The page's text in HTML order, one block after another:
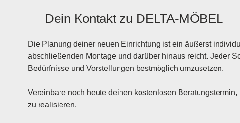
Dein Kontakt zu DELTA-MÖBEL
Die Planung deiner neuen Einrichtung ist ein äußerst
abschließenden Montage und darüber hinaus reicht. Jeder
Bedürfnisse und Vorstellungen bestmöglich umzusetzen.
Vereinbare noch heute deinen kostenlosen
zu realisieren.